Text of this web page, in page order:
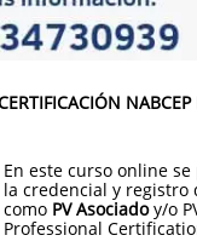
En este curso online
la credencial y registro
como PV Asociadoy/o
Professional